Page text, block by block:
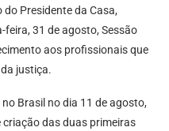
Presidente da Casa,
feira, 31 de agosto, Sessão
aos profissionais que
justiça.
Brasil no dia 11 de agosto,
criação das duas primeiras